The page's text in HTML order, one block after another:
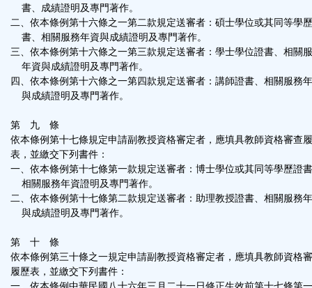
書、成績證明及專門著作。
二、依本條例第十六條之一第二款規定送審者：碩士學位或其同等學
書、相關服務年資與成績證明及專門著作。
三、依本條例第十六條之一第三款規定送審者：學士學位證書、相關
年資與成績證明及專門著作。
四、依本條例第十六條之一第四款規定送審者：講師證書、相關服務
與成績證明及專門著作。
第 九 條
依本條例第十七條規定申請副教授資格審定者，應填具教師資格審查
表，並繳交下列書件：
一、依本條例第十七條第一款規定送審者：博士學位或其同等學歷證
相關服務年資證明及專門著作。
二、依本條例第十七條第二款規定送審者：助理教授證書、相關服務
與成績證明及專門著作。
第 十 條
依本條例第三十條之一規定申請副教授資格審定者，應填具教師資格
履歷表，並繳交下列書件：